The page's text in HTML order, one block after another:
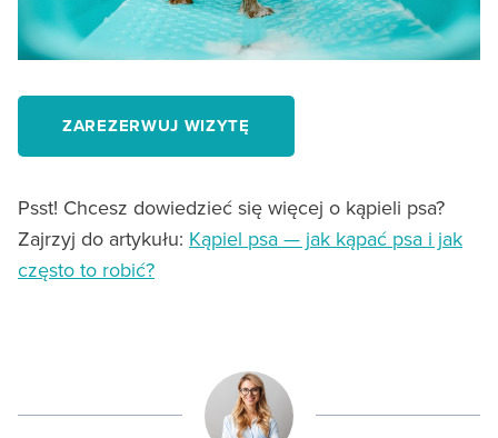
ZAREZERWUJ WIZYTĘ
Psst! Chcesz dowiedzieć się więcej o kąpieli psa?
Zajrzyj do artykułu: Kąpiel psa — jak kąpać psa i jak
często to robić?